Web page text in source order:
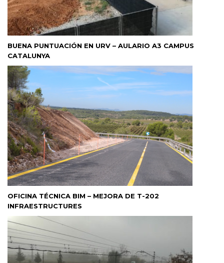
BUENA PUNTUACIÓN EN URV – AULARIO A3 CAMPUS
CATALUNYA
OFICINA TÉCNICA BIM – MEJORA DE T-202
INFRAESTRUCTURES